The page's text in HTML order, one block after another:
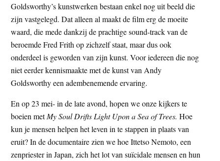
Goldsworthy’s kunstwerken bestaan enkel nog uit beeld die
zijn vastgelegd. Dat alleen al maakt de film erg de moeite
waard, die mede dankzij de prachtige sound-track van de
beroemde Fred Frith op zichzelf staat, maar dus ook
onderdeel is geworden van zijn kunst. Voor iedereen die nog
niet eerder kennismaakte met de kunst van Andy
Goldsworthy een adembenemende ervaring.
En op 23 mei- in de late avond, hopen we onze kijkers te
boeien metMy Soul Drifts Light Upon a Sea of Trees.Hoe
kun je mensen helpen het leven in te stappen in plaats van
eruit? In de documentaire zien we hoe Ittetso Nemoto, een
zenpriester in Japan, zich het lot van suïcidale mensen en hun